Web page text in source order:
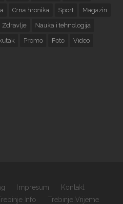
Crna hronika Sport Magazin
Zdravlje Nauka i tehnologija
Promo Foto Video
Impresum
Kontakt
Info Trebinje Vrijeme